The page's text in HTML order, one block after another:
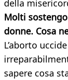
della
Molti
donne. Cosa
L’aborto
sapere cosa